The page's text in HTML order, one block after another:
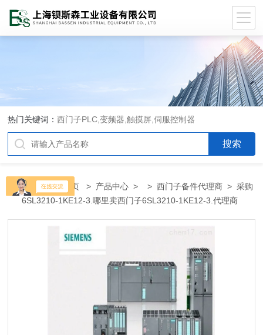
热门关键词：西门子PLC,变频器,触摸屏,伺服控制器
当前位置：首页 > 产品中心 > >西门子备件代理商 > 采购
6SL3210-1KE12-3.哪里卖西门子6SL3210-1KE12-3.代理商